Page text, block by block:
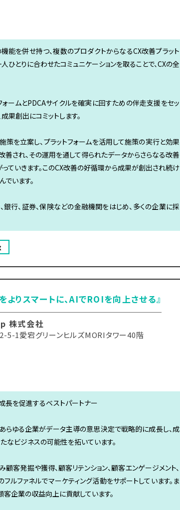
機能を併せ持つ、複数のプロダクトからなるCX改善プラット
ひとりに合わせたコミュニケーションを取ることで、CXの全
ームとPDCAサイクルを確実に回すための伴走支援をセッ
果創出にコミットします。
を立案し、プラットフォームを活用して施策の実行と効果
善され、その運用を通して得られたデータからさらなる改善
ていきます。このCX改善の好循環から成果が創出され続け
でいます。
銀行、証券、保険などの金融機関をはじめ、多くの企業に採
よりスマートに、AIでROIを向上させる』
株式会社
5-1愛宕グリーンヒルズMORIタワー40階
長を促進するベストパートナー
ゆる企業がデータ主導の意思決定で戦略的に成長し、成
なビジネスの可能性を拓いています。
客発掘や獲得、顧客リテンション、顧客エンゲージメント、
ルファネルでマーケティング活動をサポートしています。ま
企業の収益向上に貢献しています。